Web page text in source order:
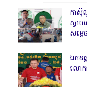
កាសុី
ស្វា
សម្ដេ
ឯកឧ
លោក